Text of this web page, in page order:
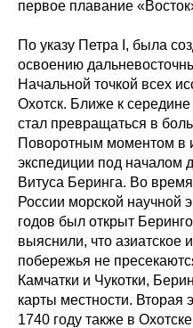
первое плавание
По указу Петра I, была
освоению
Начальной точкой всех
Охотск. Ближе к середине
стал превращаться в
Поворотным моментом в
экспедиции под началом
Витуса Беринга. Во
России морской научной
годов был открыт
выяснили, что азиатское
побережья не
Камчатки и Чукотки,
карты местности. Вторая
1740 году также в